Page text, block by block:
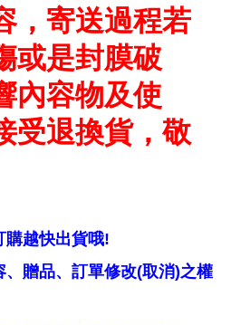
，寄送過程若
或是封膜破
內容物及使
受退換貨，敬
越快出貨哦!
贈品、訂單修改(取消)之權